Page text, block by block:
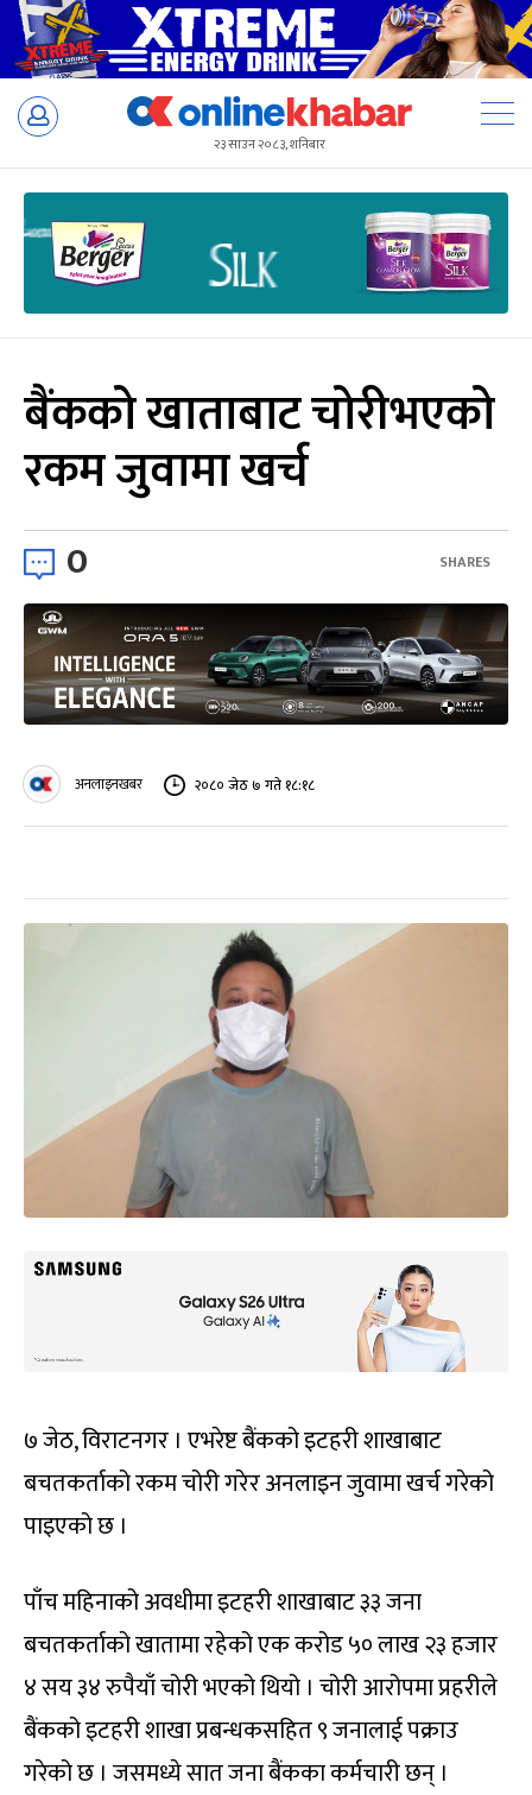
Skip
२३ साउन २०८३, शनिबार
बैंकको खाताबाट चोरीभएको
रकम जुवामा खर्च
0 SHARES
अनलाइनखबर २०८० जेठ ७ गते १८:१८
७ जेठ, विराटनगर । एभरेष्ट बैंकको इटहरी शाखाबाट
बचतकर्ताको रकम चोरी गरेर अनलाइन जुवामा खर्च गरेको
पाइएको छ ।
पाँच महिनाको अवधीमा इटहरी शाखाबाट ३३ जना
बचतकर्ताको खातामा रहेको एक करोड ५० लाख २३ हजार
४ सय ३४ रुपैयाँ चोरी भएको थियो । चोरी आरोपमा प्रहरीले
बैंकको इटहरी शाखा प्रबन्धकसहित ९ जनालाई पक्राउ
गरेको छ । जसमध्ये सात जना बैंकका कर्मचारी छन् ।